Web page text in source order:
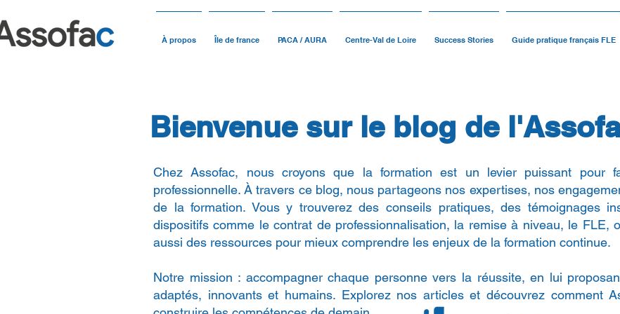
À propos Île de france PACA / AURA Centre-Val de Loire Success Stories Guide pratique français FLE
Bienvenue sur le blog de
Chez Assofac, nous croyons que la formation est un levier puissant pour
professionnelle. À travers ce blog, nous partageons nos expertises, nos
de la formation. Vous y trouverez des conseils pratiques, des témoignages
dispositifs comme le contrat de professionnalisation, la remise à niveau, le FLE,
aussi des ressources pour mieux comprendre les enjeux de la formation continue.
Notre mission : accompagner chaque personne vers la réussite, en lui
adaptés, innovants et humains. Explorez nos articles et découvrez comment